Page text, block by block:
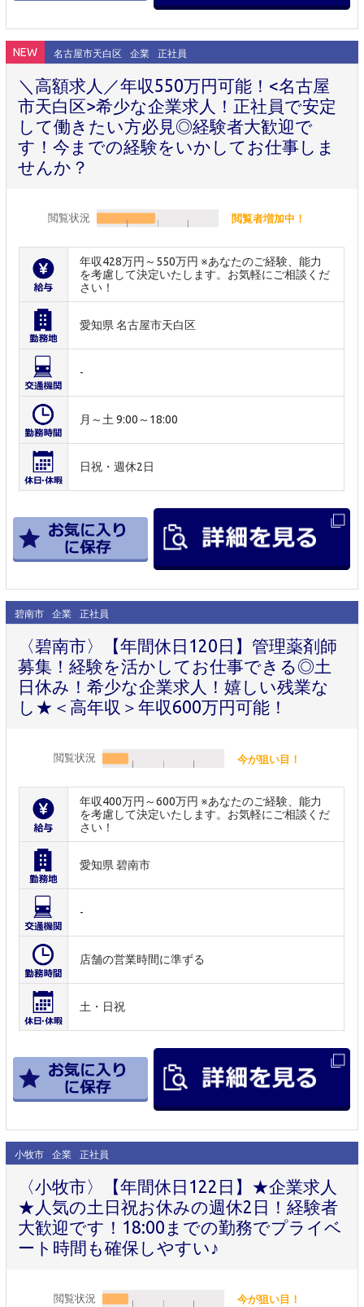
NEW 名古屋市天白区 企業 正社員
＼高額求人／年収550万円可能！<名古屋
市天白区>希少な企業求人！正社員で安定
して働きたい方必見◎経験者大歓迎で
す！今までの経験をいかしてお仕事しま
せんか？
閲覧状況 閲覧者増加中！
年収428万円～550万円 ※あなたのご経験、能力
を考慮して決定いたします。お気軽にご相談くだ
さい！
愛知県 名古屋市天白区
-
月～土 9:00～18:00
日祝・週休2日
碧南市 企業 正社員
〈碧南市〉【年間休日120日】管理薬剤師
募集！経験を活かしてお仕事できる◎土
日休み！希少な企業求人！嬉しい残業な
し★＜高年収＞年収600万円可能！
閲覧状況 今が狙い目！
年収400万円～600万円 ※あなたのご経験、能力
を考慮して決定いたします。お気軽にご相談くだ
さい！
愛知県 碧南市
-
店舗の営業時間に準ずる
土・日祝
小牧市 企業 正社員
〈小牧市〉【年間休日122日】★企業求人
★人気の土日祝お休みの週休2日！経験者
大歓迎です！18:00までの勤務でプライベ
ート時間も確保しやすい♪
閲覧状況 今が狙い目！